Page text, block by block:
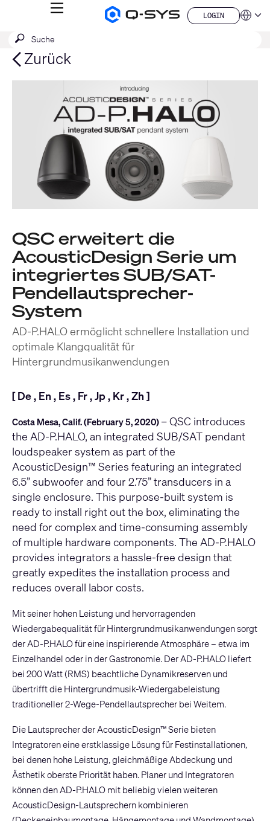
Q-
MENÜ
LOGIN
LOGIN
QSYS.com (English)
India (English)
Deutsch
Español
China (中文)
Suche
SUCHE
Zurück
QSC erweitert die
AcousticDesign Serie um
integriertes SUB/SAT-
Pendellautsprecher-
System
AD-P.HALO ermöglicht schnellere Installation und
optimale Klangqualität für
Hintergrundmusikanwendungen
[De, En , Es, Fr,Jp, Kr,Zh ]
Costa Mesa, Calif. (February 5, 2020) – QSC introduces
the AD-P.HALO, an integrated SUB/SAT pendant
loudspeaker system as part of the
AcousticDesign™ Series featuring an integrated
6.5” subwoofer and four 2.75” transducers in a
single enclosure. This purpose-built system is
ready to install right out the box, eliminating the
need for complex and time-consuming assembly
of multiple hardware components. The AD-P.HALO
provides integrators a hassle-free design that
greatly expedites the installation process and
reduces overall labor costs.
Mit seiner hohen Leistung und hervorragenden
Wiedergabequalität für Hintergrundmusikanwendungen sorgt
der AD-P.HALO für eine inspirierende Atmosphäre – etwa im
Einzelhandel oder in der Gastronomie. Der AD-P.HALO liefert
bei 200 Watt (RMS) beachtliche Dynamikreserven und
übertrifft die Hintergrundmusik-Wiedergabeleistung
traditioneller 2-Wege-Pendellautsprecher bei Weitem.
Die Lautsprecher der AcousticDesign™ Serie bieten
Integratoren eine erstklassige Lösung für Festinstallationen,
bei denen hohe Leistung, gleichmäßige Abdeckung und
Ästhetik oberste Priorität haben. Planer und Integratoren
können den AD-P.HALO mit beliebig vielen weiteren
AcousticDesign-Lautsprechern kombinieren